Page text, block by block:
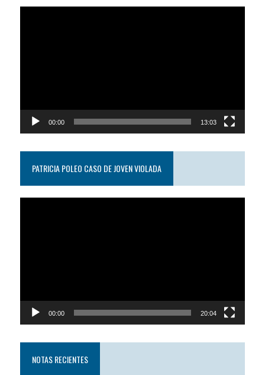
00:00 13:03
PATRICIA POLEO CASO DE JOVEN VIOLADA
00:00 20:04
NOTAS RECIENTES